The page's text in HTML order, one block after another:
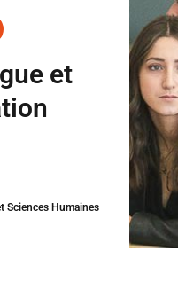
et
Sciences Humaines